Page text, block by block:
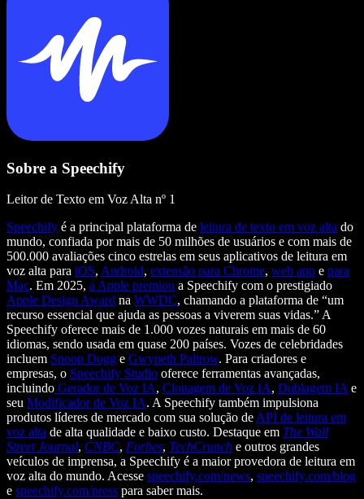
Sobre a Speechify
Leitor de Texto em Voz Alta nº 1
Speechify é a principal plataforma de leitura de texto em voz alta do
mundo, confiada por mais de 50 milhões de usuários e com mais de
500.000 avaliações cinco estrelas em seus aplicativos de leitura em
voz alta para iOS, Android, extensão para Chrome, web app e para
Mac. Em 2025, a Apple premiou a Speechify com o prestigiado
Apple Design Award na WWDC, chamando a plataforma de “um
recurso essencial que ajuda as pessoas a viverem suas vidas.” A
Speechify oferece mais de 1.000 vozes naturais em mais de 60
idiomas, sendo usada em quase 200 países. Vozes de celebridades
incluem Snoop Dogg e Gwyneth Paltrow. Para criadores e
empresas, o Speechify Studio oferece ferramentas avançadas,
incluindo Gerador de Voz IA, Clonagem de Voz IA, Dublagem IA e
seu Modificador de Voz IA. A Speechify também impulsiona
produtos líderes de mercado com sua solução de API de leitura em
voz alta de alta qualidade e baixo custo. Destaque em The Wall
Street Journal, CNBC, Forbes, TechCrunch e outros grandes
veículos de imprensa, a Speechify é a maior provedora de leitura em
voz alta do mundo. Acesse speechify.com/news, speechify.com/blog
e speechify.com/press para saber mais.